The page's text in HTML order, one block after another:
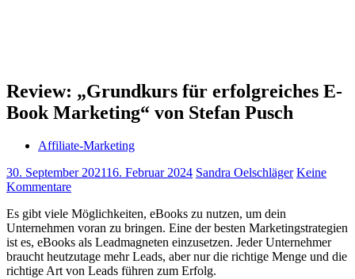
Review: „Grundkurs für erfolgreiches E-
Book Marketing“ von Stefan Pusch
Affiliate-Marketing
30. September 202116. Februar 2024 Sandra Oelschläger Keine
Kommentare
Es gibt viele Möglichkeiten, eBooks zu nutzen, um dein
Unternehmen voran zu bringen. Eine der besten Marketingstrategien
ist es, eBooks als Leadmagneten einzusetzen. Jeder Unternehmer
braucht heutzutage mehr Leads, aber nur die richtige Menge und die
richtige Art von Leads führen zum Erfolg.